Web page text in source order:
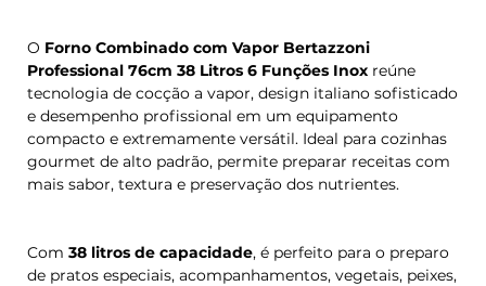
O Forno Combinado com Vapor Bertazzoni
Professional 76cm 38 Litros 6 Funções Inoxreúne
tecnologia de cocção a vapor, design italiano sofisticado
e desempenho profissional em um equipamento
compacto e extremamente versátil. Ideal para cozinhas
gourmet de alto padrão, permite preparar receitas com
mais sabor, textura e preservação dos nutrientes.
Com 38 litros de capacidade, é perfeito para o preparo
de pratos especiais, acompanhamentos, vegetais, peixes,